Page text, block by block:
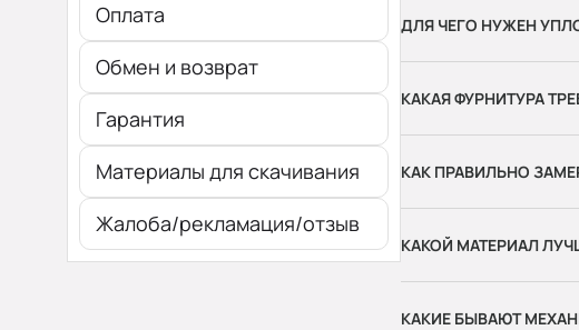
Оплата
Обмен и возврат
Гарантия
Материалы для скачивания
Жалоба/рекламация/отзыв
ДЛЯ ЧЕГО НУЖЕН
КАКАЯ ФУРНИТУРА
КАК ПРАВИЛЬНО
КАКОЙ МАТЕРИАЛ
КАКИЕ БЫВАЮТ